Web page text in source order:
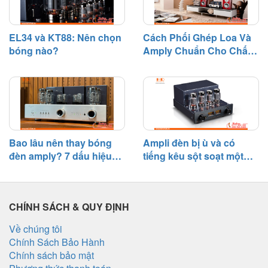
EL34 và KT88: Nên chọn
bóng nào?
Cách Phối Ghép Loa Và
Amply Chuẩn Cho Chất
Bao lâu nên thay bóng
đèn amply? 7 dấu hiệu
Ampli đèn bị ù và có
tiếng kêu sột soạt một
cách khắc phục
CHÍNH SÁCH & QUY ĐỊNH
Về chúng tôi
Chính Sách Bảo Hành
Chính sách bảo mật